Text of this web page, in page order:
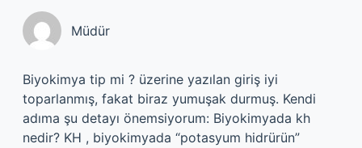
Müdür
Biyokimya tip mi ? üzerine yazılan giriş iyi
toparlanmış, fakat biraz yumuşak durmuş. Kendi
adıma şu detayı önemsiyorum: Biyokimyada kh
nedir? KH , biyokimyada “potasyum hidrürün”